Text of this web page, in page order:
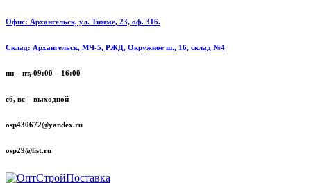
Офис: Архангельск, ул. Тимме, 23, оф. 316.
Склад: Архангельск, МЧ-5, РЖД, Окружное ш., 16, склад №4
пн – пт, 09:00 – 16:00
сб, вс – выходной
osp430672@yandex.ru
osp29@list.ru